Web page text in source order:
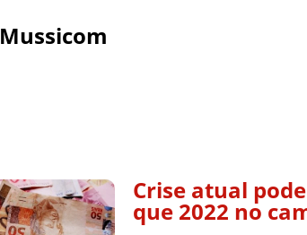
Mussicom
Crise atual
que 2022 no